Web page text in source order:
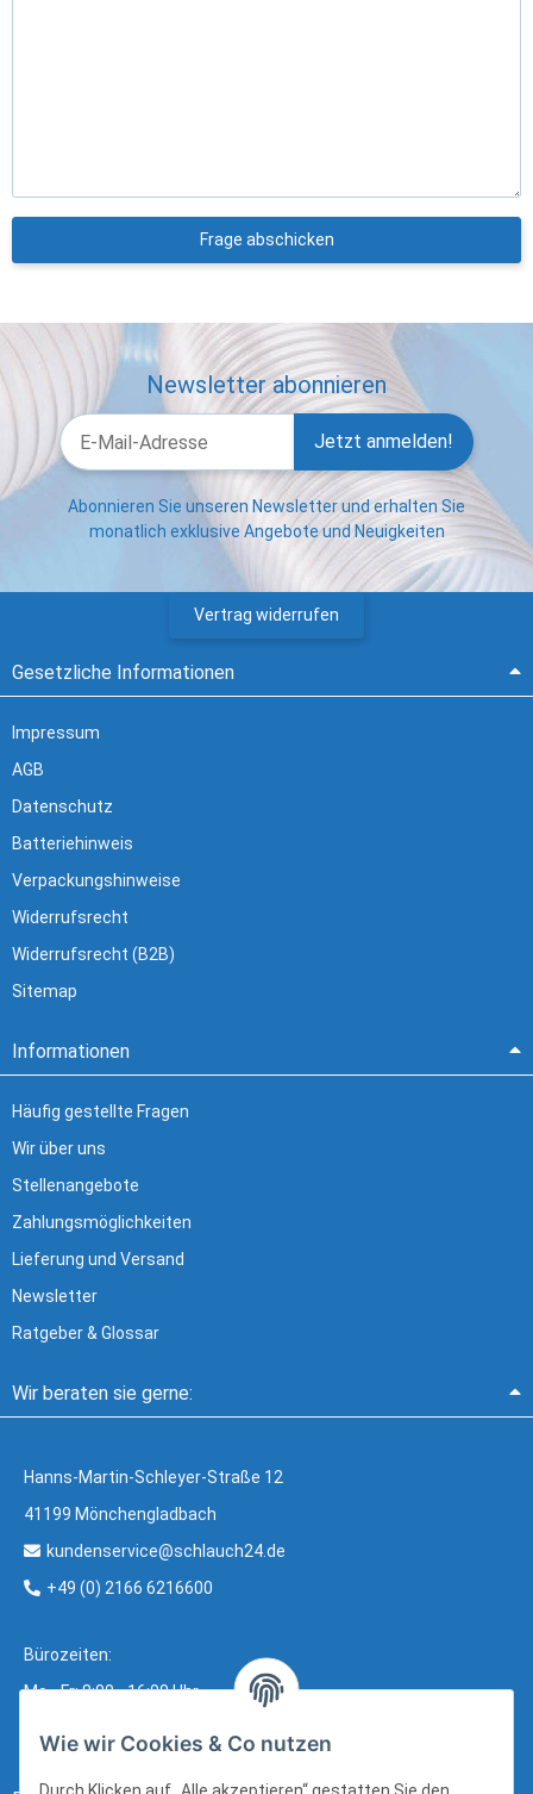
Frage abschicken
Newsletter abonnieren
Jetzt anmelden!
Abonnieren Sie unseren Newsletter und erhalten Sie
monatlich exklusive Angebote und Neuigkeiten
Vertrag widerrufen
Gesetzliche Informationen
Impressum
AGB
Datenschutz
Batteriehinweis
Verpackungshinweise
Widerrufsrecht
Widerrufsrecht (B2B)
Sitemap
Informationen
Häufig gestellte Fragen
Wir über uns
Stellenangebote
Zahlungsmöglichkeiten
Lieferung und Versand
Newsletter
Ratgeber & Glossar
Wir beraten sie gerne:
Hanns-Martin-Schleyer-Straße 12
41199 Mönchengladbach
kundenservice@schlauch24.de
+49 (0) 2166 6216600
Bürozeiten:
Mo - Fr: 8:00 - 16:00 Uhr
Wie wir Cookies & Co nutzen